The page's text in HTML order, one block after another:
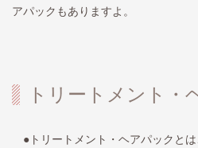
アパックもありますよ。
トリートメント・
●トリートメント・ヘアパックと